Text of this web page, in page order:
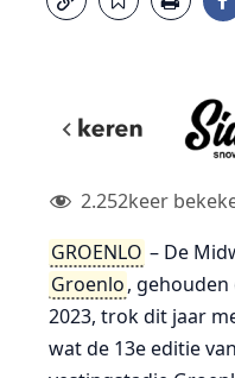
2.252keer
GROENLO – De
Groenlo,
2023, trok dit jaar
wat de 13e editie